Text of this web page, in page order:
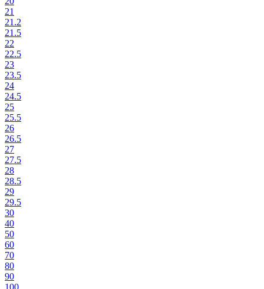
21
21.2
21.5
22
22.5
23
23.5
24
24.5
25
25.5
26
26.5
27
27.5
28
28.5
29
29.5
30
40
50
60
70
80
90
100